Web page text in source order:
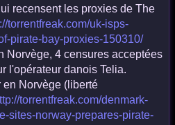
recensent les proxies de The
torrentfreak.com/uk-isps-
pirate-bay-proxies-150310/
Norvège, 4 censures acceptées
l'opérateur danois Telia.
en Norvège (liberté
torrentfreak.com/denmark-
sites-norway-prepares-pirate-